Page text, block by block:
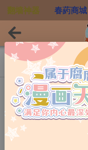
翻墙神器 春葯商城